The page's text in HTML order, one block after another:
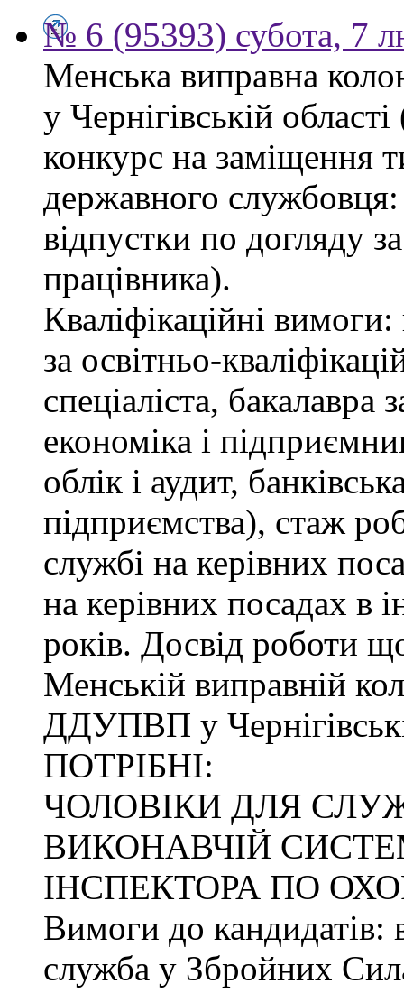
№ 6 (95393) субота, 7
Менська виправна
у Чернігівській
конкурс на заміщення
державного
відпустки по догляду
працівника).
Кваліфікаційні
за освітньо-
спеціаліста,
економіка і
облік і аудит,
підприємства), стаж
службі на керівних
на керівних посадах в
років. Досвід роботи
Менській виправній
ДДУПВП у
ПОТРІБНІ:
ЧОЛОВІКИ ДЛЯ
ВИКОНАВЧІЙ
ІНСПЕКТОРА ПО
Вимоги до кандидатів:
служба у Збройних